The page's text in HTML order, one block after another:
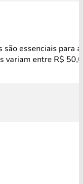
essenciais para
variam entre R$